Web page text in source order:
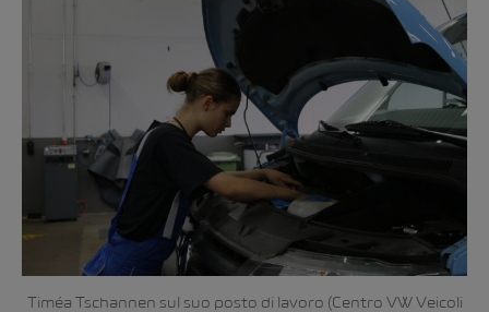
Timéa Tschannen sul suo posto di lavoro (Centro VW Veicoli